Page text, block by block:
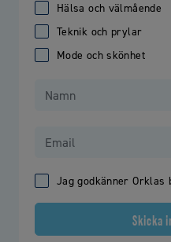
Hälsa och välmående
Teknik och prylar
Mode och skönhet
Jag godkänner Orklas
Skicka